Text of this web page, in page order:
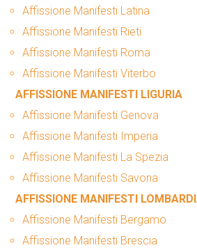
Affissione Manifesti Latina
Affissione Manifesti Rieti
Affissione Manifesti Roma
Affissione Manifesti Viterbo
AFFISSIONE MANIFESTI LIGURIA
Affissione Manifesti Genova
Affissione Manifesti Imperia
Affissione Manifesti La Spezia
Affissione Manifesti Savona
AFFISSIONE MANIFESTI
Affissione Manifesti Bergamo
Affissione Manifesti Brescia